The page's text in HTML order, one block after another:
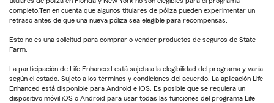
completo.Ten en cuenta que algunos titulares de póliza pueden experimentar un
retraso antes de que una nueva póliza sea elegible para recompensas.
Esto no es una solicitud para comprar o vender productos de seguros de State
Farm.
La participación de Life Enhanced está sujeta a la elegibilidad del programa y varía
según el estado. Sujeto a los términos y condiciones del acuerdo. La aplicación Life
Enhanced está disponible para Android e iOS. Es posible que se requiera un
dispositivo móvil iOS o Android para usar todas las funciones del programa Life